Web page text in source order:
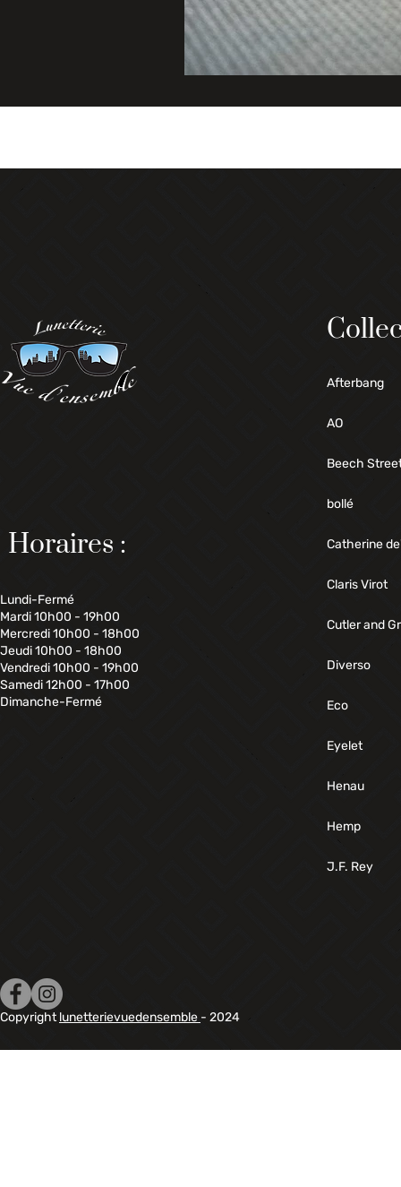
Horaires :
Lundi-Fermé
Mardi 10h00 - 19h00
Mercredi 10h00 - 18h00
Jeudi 10h00 - 18h00
Vendredi 10h00 - 19h00
Samedi 12h00 - 17h00
Dimanche-Fermé
Afterbang
AO
Beech
bollé
Catherine
Claris Virot
Cutler and
Diverso
Eco
Eyelet
Henau
Hemp
J.F. Rey
Copyrightlunetterievuedensemble - 2024